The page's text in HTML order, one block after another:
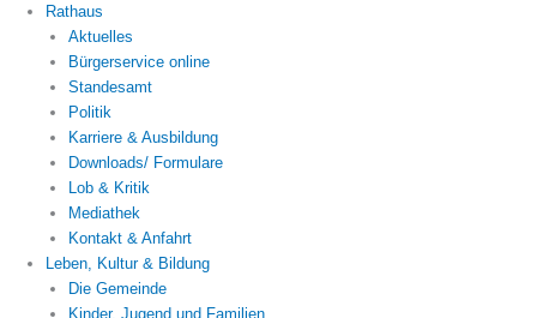
Rathaus
Aktuelles
Bürgerservice online
Standesamt
Politik
Karriere & Ausbildung
Downloads/ Formulare
Lob & Kritik
Mediathek
Kontakt & Anfahrt
Leben, Kultur & Bildung
Die Gemeinde
Kinder, Jugend und Familien